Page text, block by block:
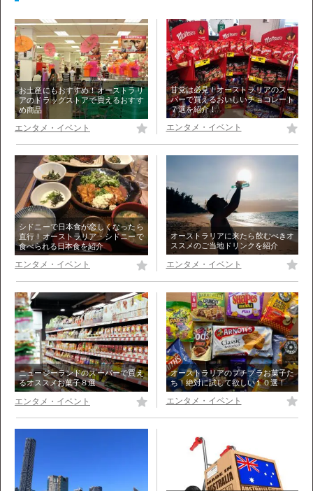
お土産にもおすすめ！オーストラリ
アのドラッグストアで買えるおすす
め商品
エンタメ・イベント
甘党は必見！オーストラリアのスー
パーで買えるおいしいチョコレート
７選を紹介！
エンタメ・イベント
シドニーで日本食が恋しくなったら
直行！オーストラリア・シドニーで
食べられる日本食を紹介
エンタメ・イベント
オーストラリアに来たら飲むべきオ
ススメのご当地ドリンクを紹介
エンタメ・イベント
ニュージーランドのスーパーで買え
るオススメお菓子８選
エンタメ・イベント
オーストラリアのプチプラお菓子た
ち！絶対に試して欲しい１０選！
エンタメ・イベント